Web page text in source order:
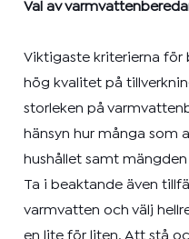
Val av
Viktigaste kriterierna för
hög kvalitet på
storleken på
hänsyn hur många som
hushållet samt
Ta i beaktande även
varmvatten och välj
en lite för liten. Att stå